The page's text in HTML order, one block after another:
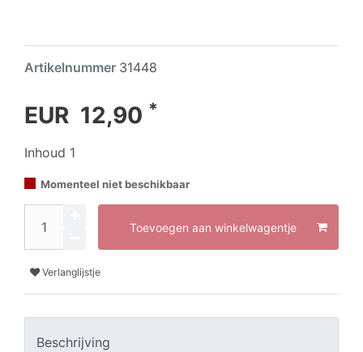
Artikelnummer 31448
EUR 12,90 *
Inhoud 1
Momenteel niet beschikbaar
Toevoegen aan winkelwagentje
Verlanglijstje
Beschrijving